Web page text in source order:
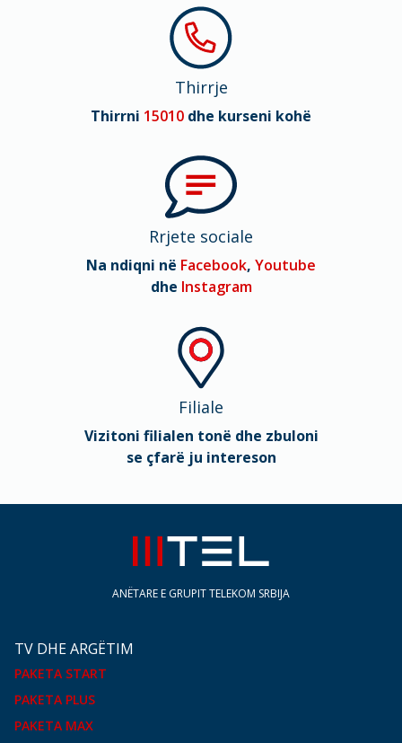
Thirrje
Thirrni 15010 dhe kurseni kohë
Rrjete sociale
Na ndiqni në Facebook, Youtube
dhe Instagram
Filiale
Vizitoni filialen tonë dhe zbuloni
se çfarë ju intereson
ANËTARE E GRUPIT TELEKOM SRBIJA
TV DHE ARGËTIM
PAKETA START
PAKETA PLUS
PAKETA MAX